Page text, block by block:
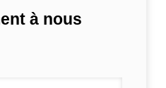
à nous